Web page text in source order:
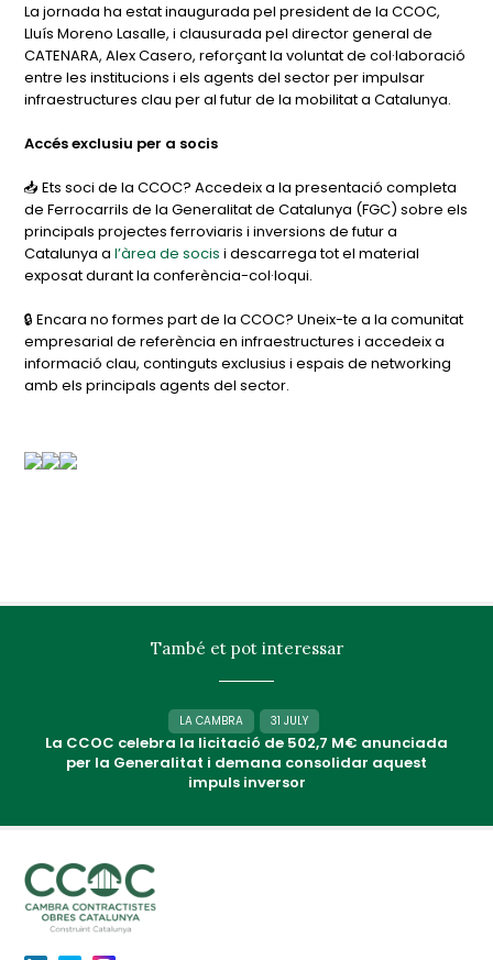
La jornada ha estat inaugurada pel president de la CCOC,
Lluís Moreno Lasalle, i clausurada pel director general de
CATENARA, Alex Casero, reforçant la voluntat de col·laboració
entre les institucions i els agents del sector per impulsar
infraestructures clau per al futur de la mobilitat a Catalunya.
Accés exclusiu per a socis
📥 Ets soci de la CCOC? Accedeix a la presentació completa
de Ferrocarrils de la Generalitat de Catalunya (FGC) sobre els
principals projectes ferroviaris i inversions de futur a
Catalunya al’àrea de socis i descarrega tot el material
exposat durant la conferència-col·loqui.
🔒 Encara no formes part de la CCOC? Uneix-te a la comunitat
empresarial de referència en infraestructures i accedeix a
informació clau, continguts exclusius i espais de networking
amb els principals agents del sector.
També et pot interessar
LA CAMBRA 31 JULY
La CCOC celebra la licitació de 502,7 M€ anunciada
per la Generalitat i demana consolidar aquest
impuls inversor